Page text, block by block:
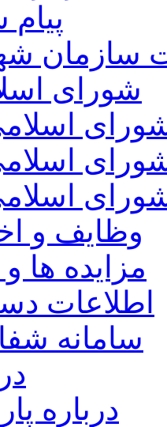
پیام
سازمان
شورای
وظایف و
مزایده ها
اطلاعات
سامانه
درباره